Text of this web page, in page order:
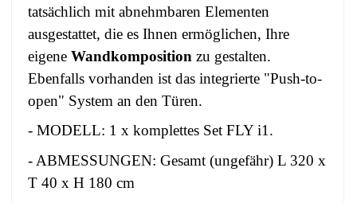
tatsächlich mit abnehmbaren Elementen
ausgestattet, die es Ihnen ermöglichen, Ihre
eigene Wandkomposition zu gestalten.
Ebenfalls vorhanden ist das integrierte "Push-to-
open" System an den Türen.
- MODELL: 1 x komplettes Set FLY i1.
- ABMESSUNGEN: Gesamt (ungefähr) L 320 x
T 40 x H 180 cm